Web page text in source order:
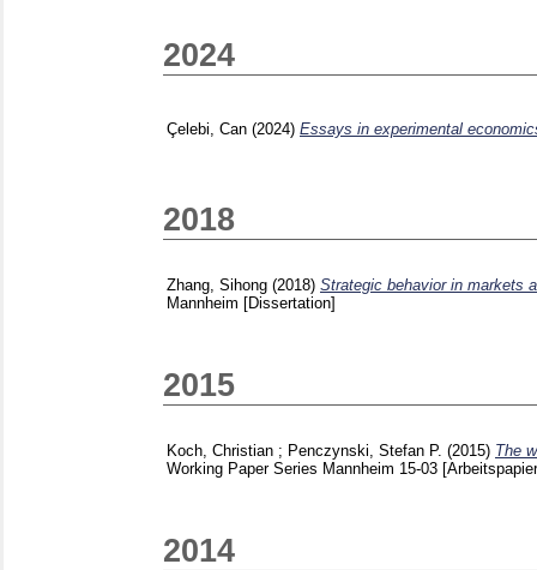
2024
Çelebi, Can (2024) Essays in experimental
2018
Zhang, Sihong (2018) Strategic behavior in markets
Mannheim [Dissertation]
2015
Koch, Christian ; Penczynski, Stefan P. (2015) The
Working Paper Series Mannheim 15-03
2014